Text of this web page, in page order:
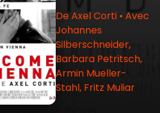
De Axel Corti • Avec
Johannes
Silberschneider,
Barbara Petritsch,
Armin Mueller-
Stahl, Fritz Muliar